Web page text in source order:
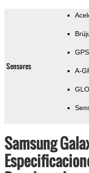
Sensores
GPS
A-
Samsung